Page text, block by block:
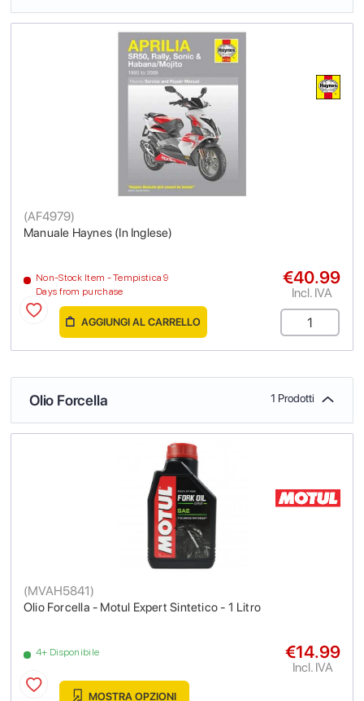
Manuale Haynes (In Inglese)
(AF4979)
Non-Stock Item - Tempistica 9
Days from purchase
€40.99
Incl. IVA
AGGIUNGI AL CARRELLO
Olio Forcella 1 Prodotti
Olio Forcella - Motul Expert Sintetico - 1 Litro
(MVAH5841)
4+ Disponibile €14.99
Incl. IVA
MOSTRA OPZIONI